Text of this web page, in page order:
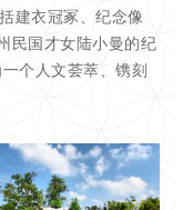
建衣冠冢、纪念像
民国才女陆小曼的纪
个人文荟萃、镌刻